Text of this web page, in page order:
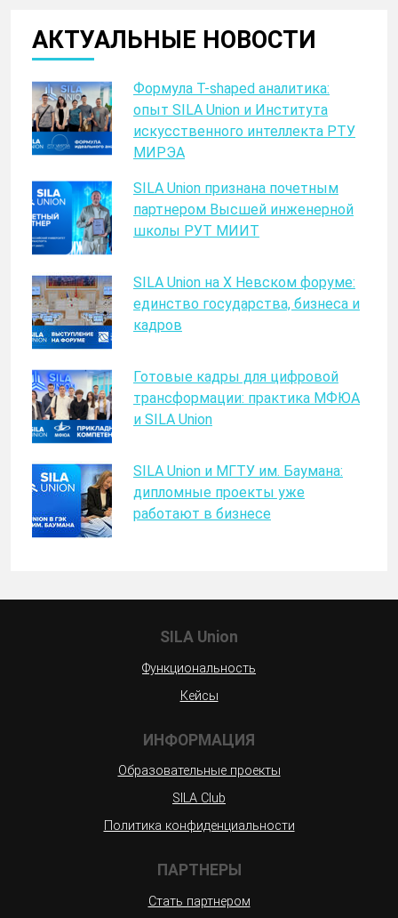
АКТУАЛЬНЫЕ НОВОСТИ
Формула T-shaped аналитика:
опыт SILA Union и Института
искусственного интеллекта РТУ
МИРЭА
SILA Union признана почетным
партнером Высшей инженерной
школы РУТ МИИТ
SILA Union на X Невском форуме:
единство государства, бизнеса и
кадров
Готовые кадры для цифровой
трансформации: практика МФЮА
и SILA Union
SILA Union и МГТУ им. Баумана:
дипломные проекты уже
работают в бизнесе
SILA Union
Функциональность
Кейсы
ИНФОРМАЦИЯ
Образовательные проекты
SILA Club
Политика конфиденциальности
ПАРТНЕРЫ
Стать партнером